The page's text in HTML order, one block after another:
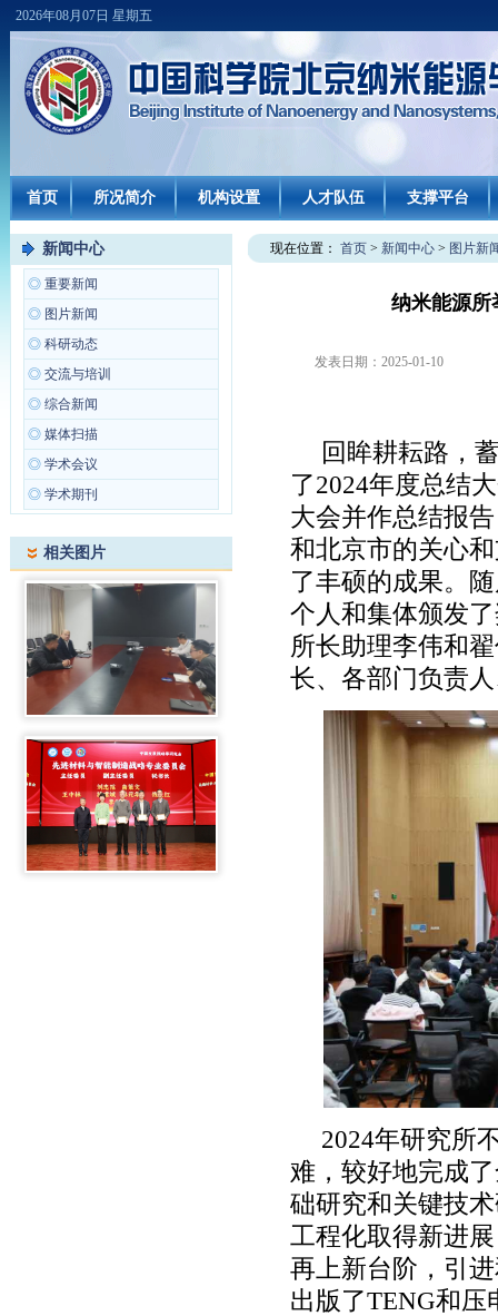
2026年08月07日 星期五
首页 所况简介 机构设置 人才队伍 支撑平台
新闻中心
◎ 重要新闻
◎ 图片新闻
◎ 科研动态
◎ 交流与培训
◎ 综合新闻
◎ 媒体扫描
◎ 学术会议
◎ 学术期刊
相关图片
现在位置： 首页> 新闻中心> 图片新
纳米能源所
发表日期： 2025-01-10
回眸耕耘路，
了2024年度总结
大会并作总结报
和北京市的关心
了丰硕的成果。
个人和集体颁发
所长助理李伟和
长、各部门负责
2024年研究所
难，较好地完成
础研究和关键技
工程化取得新进
再上新台阶，引
出版了TENG和